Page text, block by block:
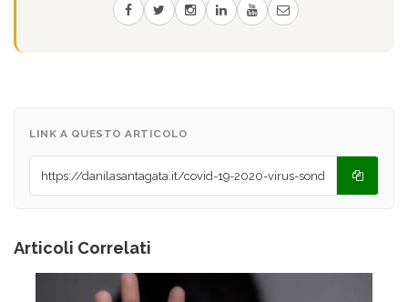
LINK A QUESTO ARTICOLO
Articoli Correlati